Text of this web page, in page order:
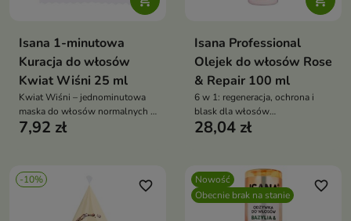
Isana 1-minutowa
Kuracja do włosów
Kwiat Wiśni 25 ml
Kwiat Wiśni – jednominutowa
maska do włosów normalnych i
przetłuszczających się, odżywia,
7,92 zł
Isana Professional
Olejek do włosów Rose
& Repair 100 ml
6 w 1: regeneracja, ochrona i
blask dla włosów
wymagających intensywnej
28,04 zł
-10% favorite_border
Nowość
Obecnie brak na stanie
favorite_border